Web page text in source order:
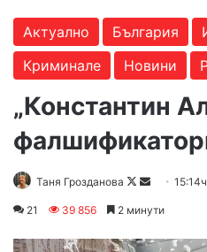
Актуално България
Криминале
Новини
„Константин
Таня Грозданова
Follow
Send
21 39 856 2 минути